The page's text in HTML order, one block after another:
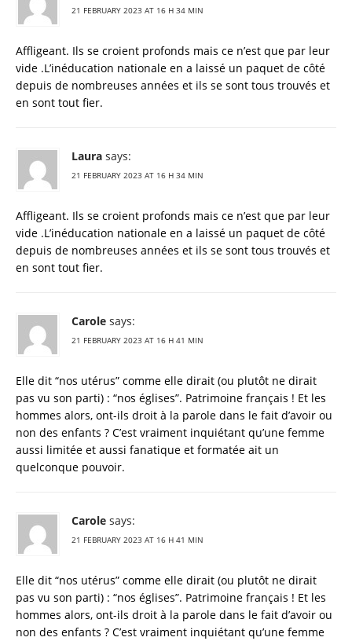
21 FEBRUARY 2023 AT 16 H 34 MIN
Affligeant. Ils se croient profonds mais ce n’est que par leur
vide .L’inéducation nationale en a laissé un paquet de côté
depuis de nombreuses années et ils se sont tous trouvés et
en sont tout fier.
Laura says:
21 FEBRUARY 2023 AT 16 H 34 MIN
Affligeant. Ils se croient profonds mais ce n’est que par leur
vide .L’inéducation nationale en a laissé un paquet de côté
depuis de nombreuses années et ils se sont tous trouvés et
en sont tout fier.
Carole says:
21 FEBRUARY 2023 AT 16 H 41 MIN
Elle dit “nos utérus” comme elle dirait (ou plutôt ne dirait
pas vu son parti) : “nos églises”. Patrimoine français ! Et les
hommes alors, ont-ils droit à la parole dans le fait d’avoir ou
non des enfants ? C’est vraiment inquiétant qu’une femme
aussi limitée et aussi fanatique et formatée ait un
quelconque pouvoir.
Carole says:
21 FEBRUARY 2023 AT 16 H 41 MIN
Elle dit “nos utérus” comme elle dirait (ou plutôt ne dirait
pas vu son parti) : “nos églises”. Patrimoine français ! Et les
hommes alors, ont-ils droit à la parole dans le fait d’avoir ou
non des enfants ? C’est vraiment inquiétant qu’une femme